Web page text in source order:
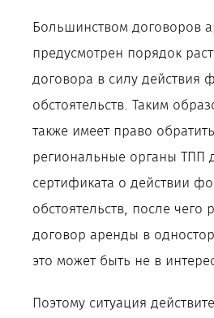
Большинством договоров
предусмотрен порядок
договора в силу действия
обстоятельств. Таким
также имеет право
региональные органы ТПП
сертификата о действии
обстоятельств, после чего
договор аренды в
это может быть не в
Поэтому ситуация